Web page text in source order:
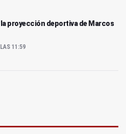
la proyección deportiva de Marcos
11:59